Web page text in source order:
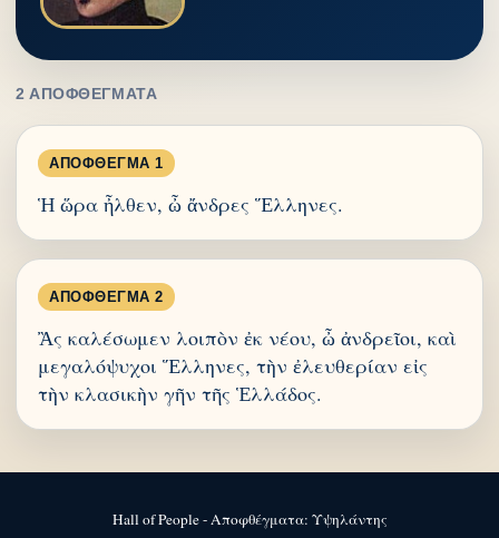
2 ΑΠΟΦΘΈΓΜΑΤΑ
ΑΠΌΦΘΕΓΜΑ 1
Ἡ ὥρα ἦλθεν, ὦ ἄνδρες Ἕλληνες.
ΑΠΌΦΘΕΓΜΑ 2
Ἂς καλέσωμεν λοιπὸν ἐκ νέου, ὦ ἀνδρεῖοι, καὶ
μεγαλόψυχοι Ἕλληνες, τὴν ἐλευθερίαν εἰς
τὴν κλασικὴν γῆν τῆς Ἑλλάδος.
Hall of People - Αποφθέγματα: Υψηλάντης